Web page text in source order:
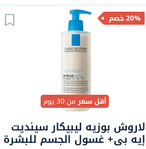
20% خصم
أقل سعرمن 30 يوم
لاروش بوزيه ليبيكار سينديت
إيه بي+ غسول الجسم للبشرة